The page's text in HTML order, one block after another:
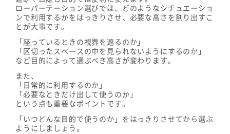
ローパーテーション選びでは、どのようなシチュエーショ
ンで利用するかをはっきりさせ、必要な高さを割り出すこ
とが大事です。
「座っているときの視界を遮るのか」
「区切ったスペースの中を見られないようにするのか」
など目的によって選ぶべき高さが変わります。
また、
「日常的に利用するのか」
「必要なときだけ出して使うのか」
という点も重要なポイントです。
「いつどんな目的で使うのか」をはっきりさせてから選ぶ
ようにしましょう。